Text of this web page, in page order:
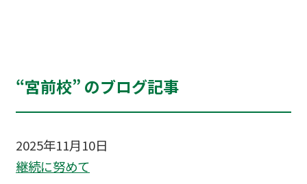
“宮前校” のブログ記事
2025年11月10日
継続に努めて